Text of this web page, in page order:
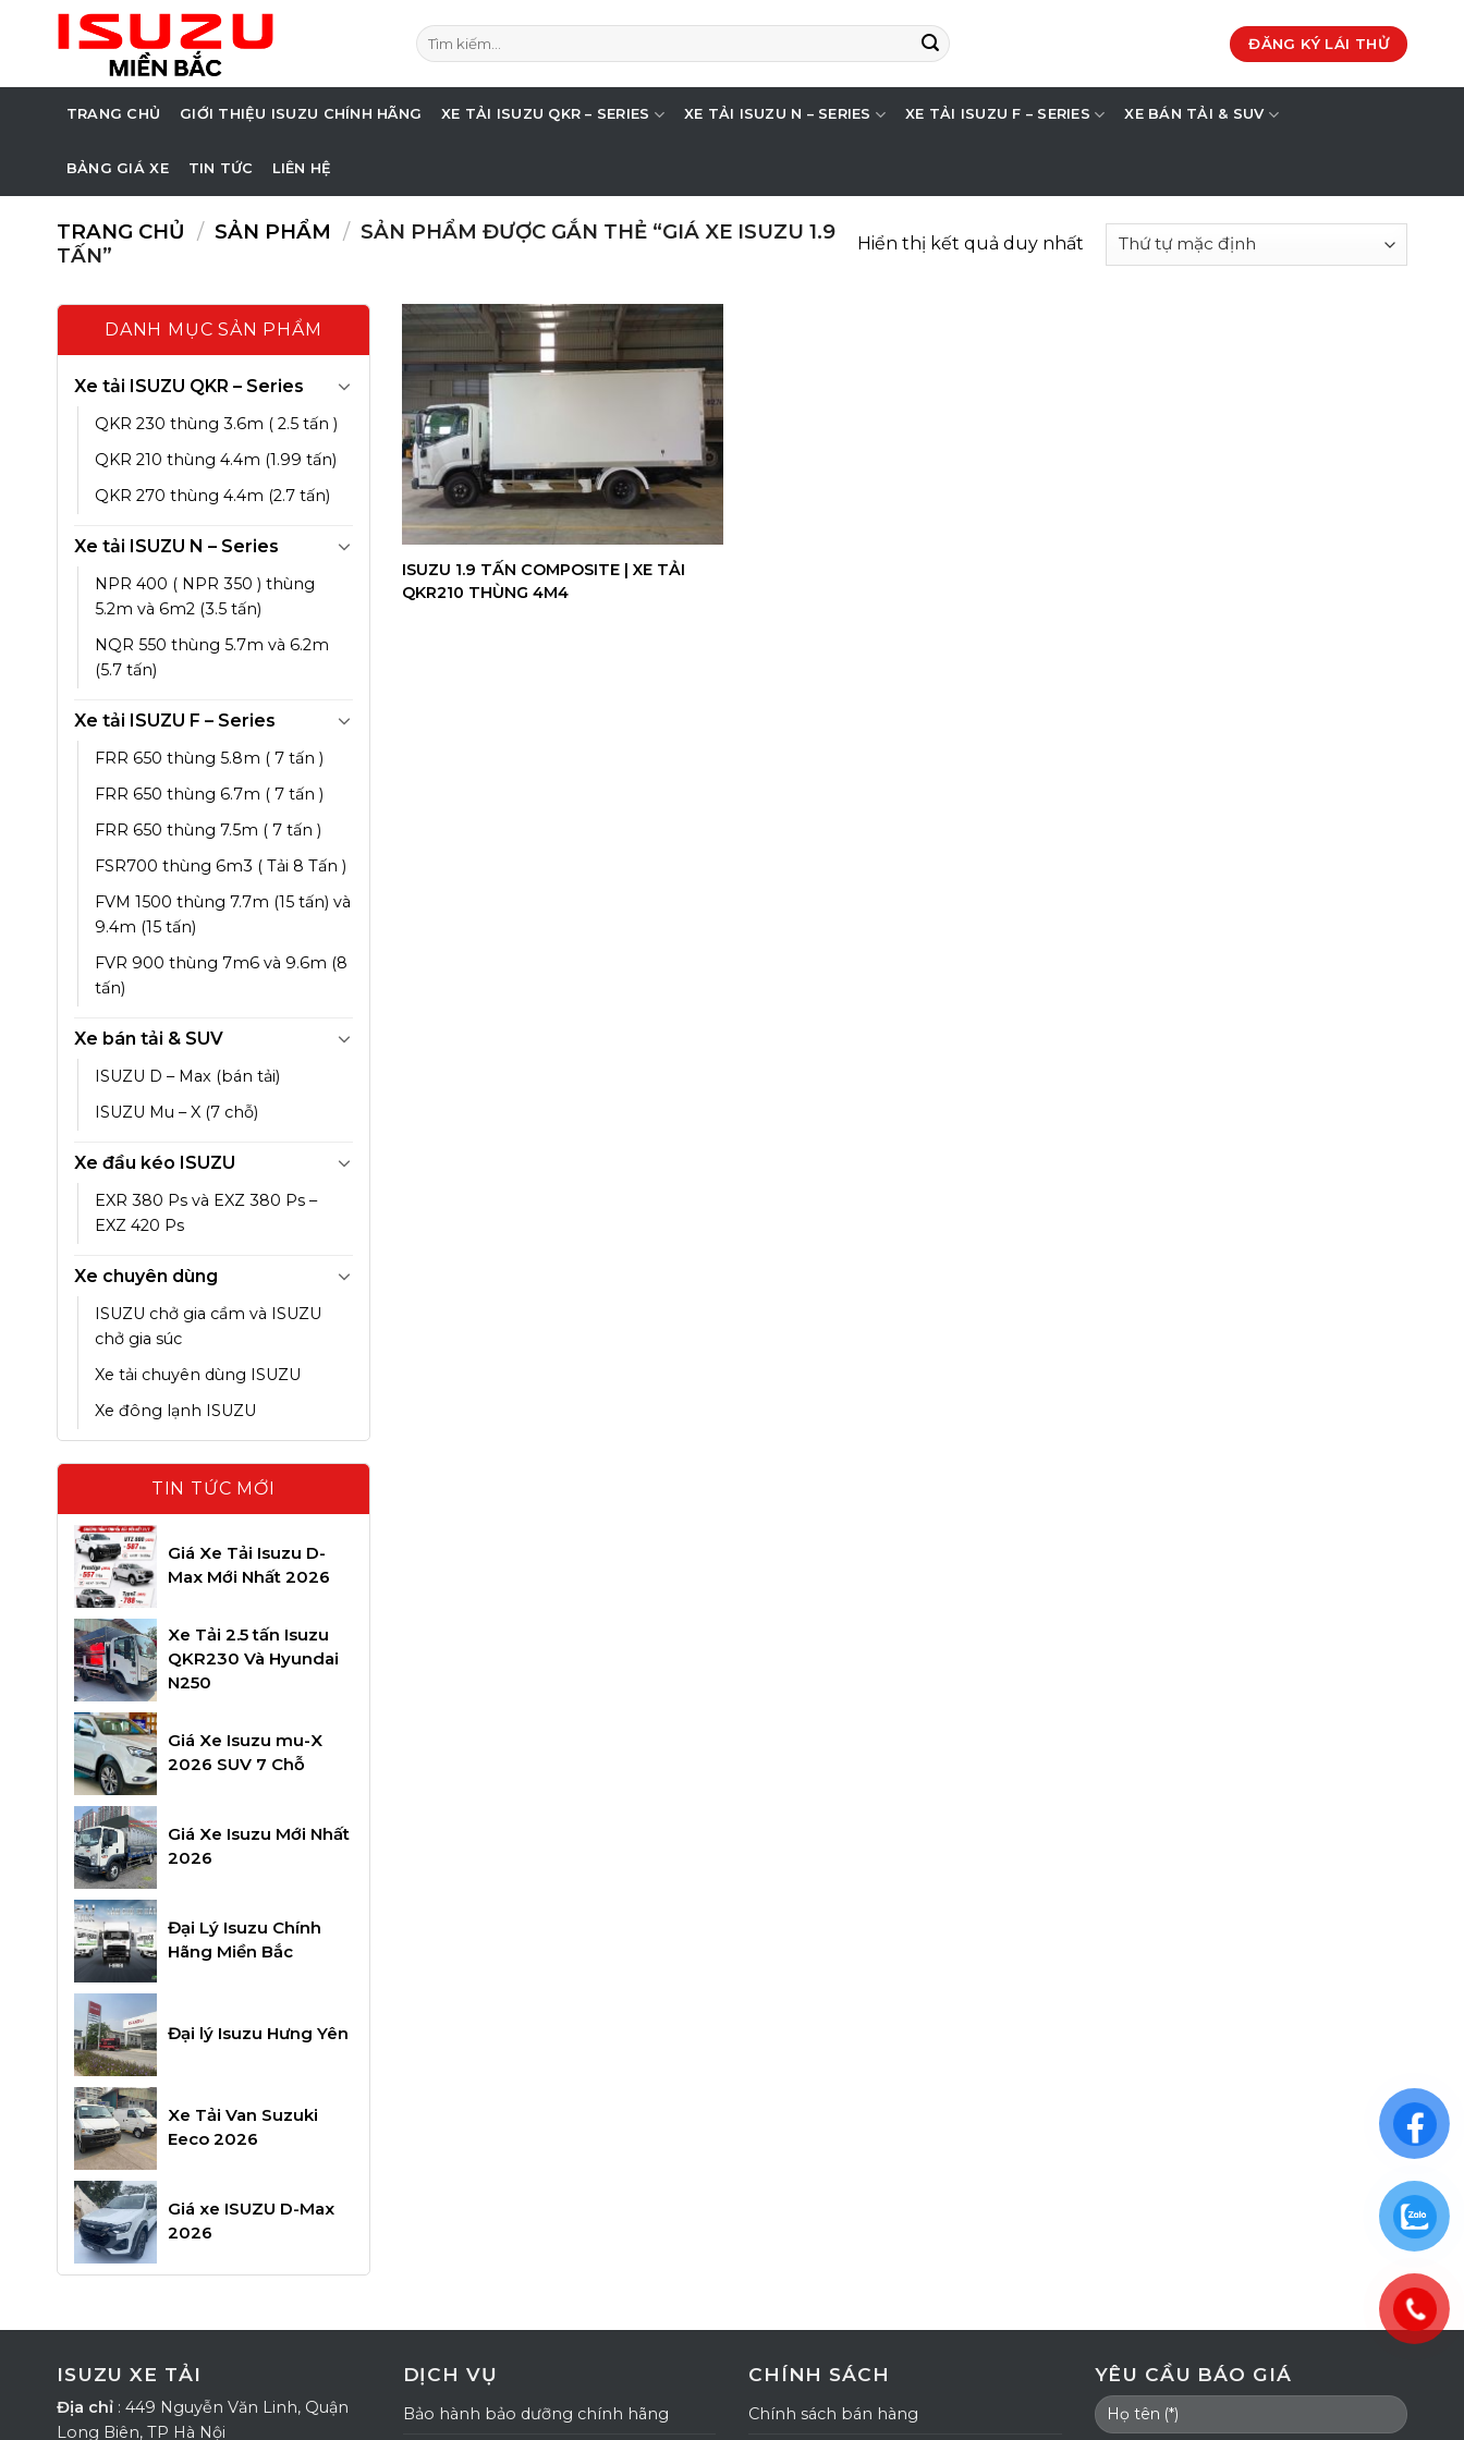
Tìm
kiếm:
ĐĂNG KÝ LÁI THỬ
TRANG CHỦ GIỚI THIỆU ISUZU CHÍNH HÃNG XE TẢI ISUZU QKR – SERIES XE TẢI ISUZU N – SERIES XE TẢI ISUZU F – SERIES XE BÁN TẢI & SUV
BẢNG GIÁ XE TIN TỨC LIÊN HỆ
TRANG CHỦ / SẢN PHẨM / SẢN PHẨM ĐƯỢC GẮN THẺ “GIÁ XE ISUZU 1.9
TẤN”
Hiển thị kết quả duy nhất
DANH MỤC SẢN PHẨM
Xe tải ISUZU QKR – Series
QKR 230 thùng 3.6m ( 2.5 tấn )
QKR 210 thùng 4.4m (1.99 tấn)
QKR 270 thùng 4.4m (2.7 tấn)
Xe tải ISUZU N – Series
NPR 400 ( NPR 350 ) thùng
5.2m và 6m2 (3.5 tấn)
NQR 550 thùng 5.7m và 6.2m
(5.7 tấn)
Xe tải ISUZU F – Series
FRR 650 thùng 5.8m ( 7 tấn )
FRR 650 thùng 6.7m ( 7 tấn )
FRR 650 thùng 7.5m ( 7 tấn )
FSR700 thùng 6m3 ( Tải 8 Tấn )
FVM 1500 thùng 7.7m (15 tấn) và
9.4m (15 tấn)
FVR 900 thùng 7m6 và 9.6m (8
tấn)
Xe bán tải & SUV
ISUZU D – Max (bán tải)
ISUZU Mu – X (7 chỗ)
Xe đầu kéo ISUZU
EXR 380 Ps và EXZ 380 Ps –
EXZ 420 Ps
Xe chuyên dùng
ISUZU chở gia cầm và ISUZU
chở gia súc
Xe tải chuyên dùng ISUZU
Xe đông lạnh ISUZU
TIN TỨC MỚI
Giá Xe Tải Isuzu D-
Max Mới Nhất 2026
Xe Tải 2.5 tấn Isuzu
QKR230 Và Hyundai
N250
Giá Xe Isuzu mu-X
2026 SUV 7 Chỗ
Giá Xe Isuzu Mới Nhất
2026
Đại Lý Isuzu Chính
Hãng Miền Bắc
Đại lý Isuzu Hưng Yên
Xe Tải Van Suzuki
Eeco 2026
Giá xe ISUZU D-Max
2026
ISUZU 1.9 TẤN COMPOSITE | XE TẢI
QKR210 THÙNG 4M4
ISUZU XE TẢI
Địa chỉ : 449 Nguyễn Văn Linh, Quận
Long Biên, TP Hà Nội
DỊCH VỤ
Bảo hành bảo dưỡng chính hãng
CHÍNH SÁCH
Chính sách bán hàng
YÊU CẦU BÁO GIÁ